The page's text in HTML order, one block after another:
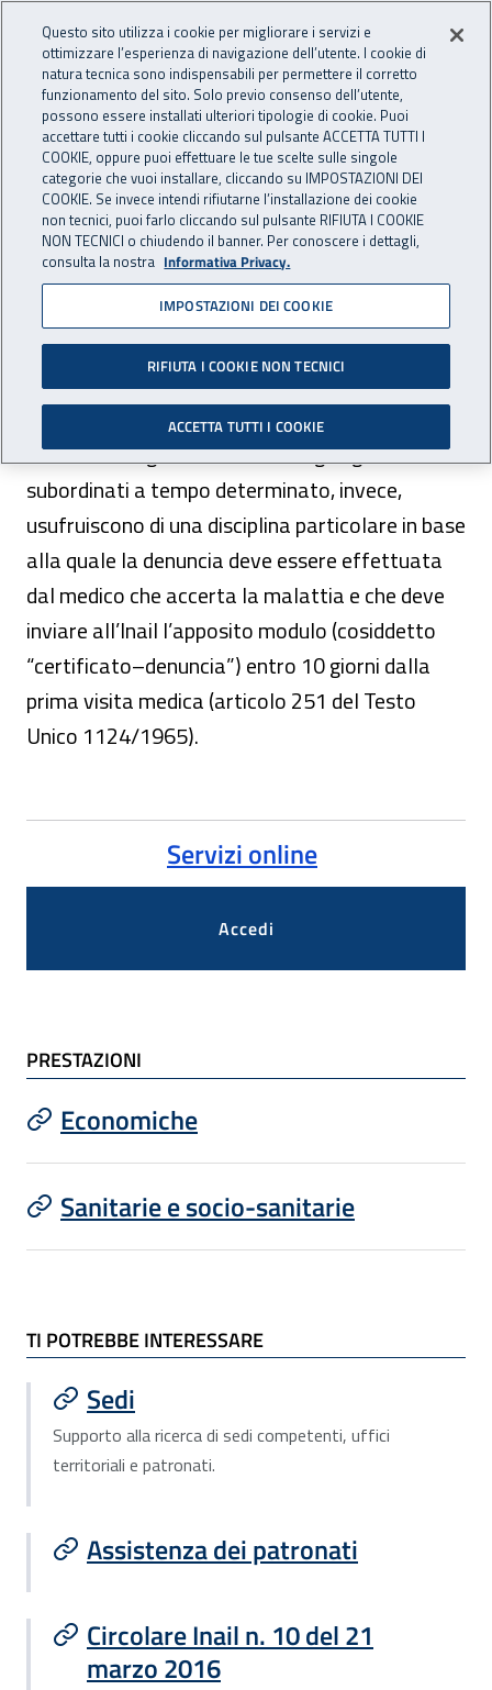
INAIL - Istituto Nazionale
ASSICURAZIONE Apri cerca
Navigazione principale
Navigazione - Ti trovi in:
Home Assicurazione Soggetti tutelati
Lavoratore in agricoltura
Riconoscimento della malattia professionale - lavoratore in
agricoltura
Riconoscimento della
malattia professionale -
lavoratore in agricoltura
I lavoratori agricoli autonomi e gli agricoli
subordinati a tempo determinato, invece,
usufruiscono di una disciplina particolare in base
alla quale la denuncia deve essere effettuata
dal medico che accerta la malattia e che deve
inviare all’Inail l’apposito modulo (cosiddetto
“certificato–denuncia”) entro 10 giorni dalla
prima visita medica (articolo 251 del Testo
Unico 1124/1965).
Servizi online
Accedi
PRESTAZIONI
Economiche
Sanitarie e socio-sanitarie
TI POTREBBE INTERESSARE
TI POTREBBE INTERESSARE
Sedi
Supporto alla ricerca di sedi competenti, uffici
territoriali e patronati.
Assistenza dei patronati
Circolare Inail n. 10 del 21
marzo 2016
Questo sito utilizza i cookie per migliorare i servizi e
ottimizzare l’esperienza di navigazione dell’utente. I cookie di
natura tecnica sono indispensabili per permettere il corretto
funzionamento del sito. Solo previo consenso dell’utente,
possono essere installati ulteriori tipologie di cookie. Puoi
accettare tutti i cookie cliccando sul pulsante ACCETTA TUTTI I
COOKIE, oppure puoi effettuare le tue scelte sulle singole
categorie che vuoi installare, cliccando su IMPOSTAZIONI DEI
COOKIE. Se invece intendi rifiutarne l’installazione dei cookie
non tecnici, puoi farlo cliccando sul pulsante RIFIUTA I COOKIE
NON TECNICI o chiudendo il banner. Per conoscere i dettagli,
consulta la nostra Informativa Privacy.
IMPOSTAZIONI DEI COOKIE
RIFIUTA I COOKIE NON TECNICI
ACCETTA TUTTI I COOKIE